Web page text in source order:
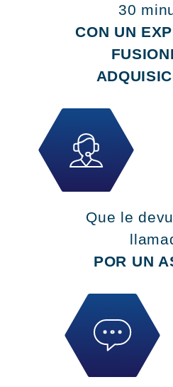
30
CON UN
Que le
POR UN